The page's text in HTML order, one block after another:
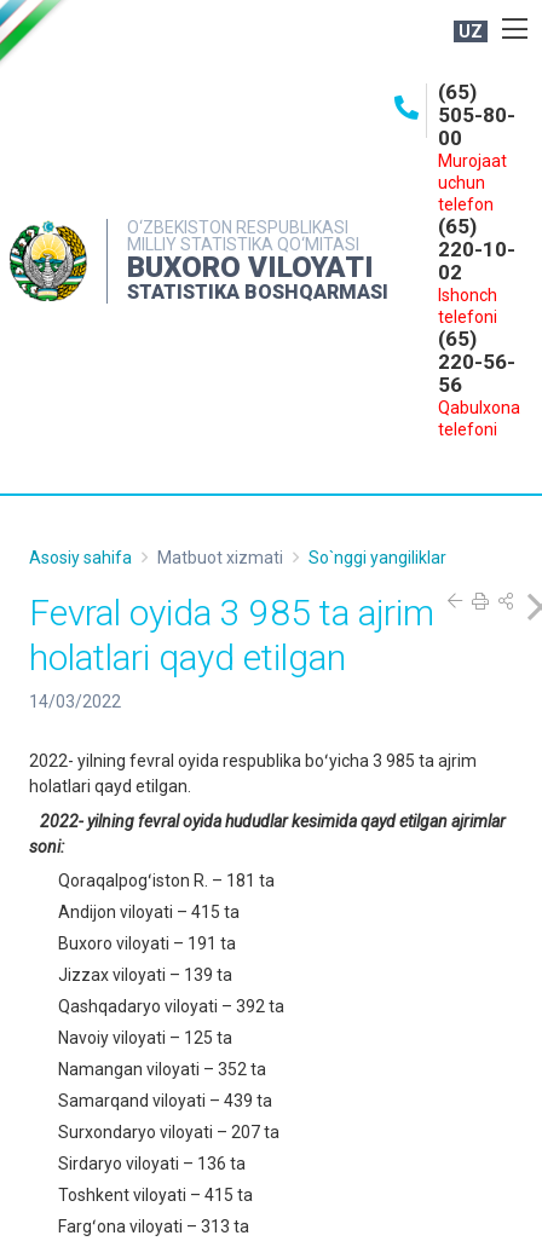
UZ
O‘ZBEKISTON RESPUBLIKASI
MILLIY STATISTIKA QO‘MITASI
BUXORO VILOYATI
STATISTIKA BOSHQARMASI
(65)
505-80-
00
Murojaat
uchun
telefon
(65)
220-10-
02
Ishonch
telefoni
(65)
220-56-
56
Qabulxona
telefoni
MATBUOT XIZMATI
MUROJAATLAR
Asosiy sahifa Matbuot xizmati So`nggi yangiliklar
Fevral oyida 3 985 ta ajrim
holatlari qayd etilgan
14/03/2022
2022- yilning fevral oyida respublika boʻyicha 3 985 ta ajrim
holatlari qayd etilgan.
2022-yilning fevral oyida hududlar kesimida qayd etilgan ajrimlar
soni:
Qoraqalpogʻiston R. – 181 ta
Andijon viloyati – 415 ta
Buxoro viloyati – 191 ta
Jizzax viloyati – 139 ta
Qashqadaryo viloyati – 392 ta
Navoiy viloyati – 125 ta
Namangan viloyati – 352 ta
Samarqand viloyati – 439 ta
Surxondaryo viloyati – 207 ta
Sirdaryo viloyati – 136 ta
Toshkent viloyati – 415 ta
Fargʻona viloyati – 313 ta